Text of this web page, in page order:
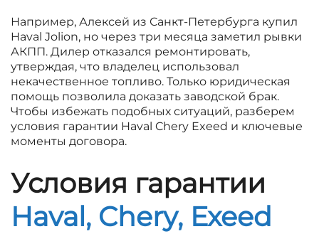
Например, Алексей из Санкт-Петербурга купил
Haval Jolion, но через три месяца заметил рывки
АКПП. Дилер отказался ремонтировать,
утверждая, что владелец использовал
некачественное топливо. Только юридическая
помощь позволила доказать заводской брак.
Чтобы избежать подобных ситуаций, разберем
условия гарантии Haval Chery Exeed и ключевые
моменты договора.
Условия гарантии
Haval, Chery, Exeed